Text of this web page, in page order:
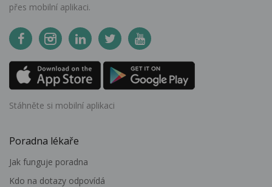
přes mobilní aplikaci.
Stáhněte si mobilní aplikaci
Poradna lékaře
Jak funguje poradna
Kdo na dotazy odpovídá